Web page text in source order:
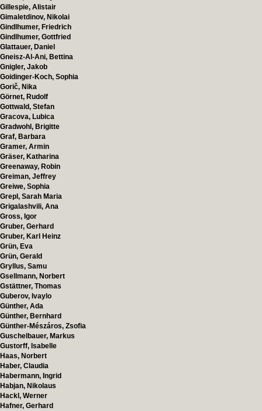
Gillespie, Alistair
Gimaletdinov, Nikolai
Gindlhumer, Friedrich
Gindlhumer, Gottfried
Glattauer, Daniel
Gneisz-Al-Ani, Bettina
Gnigler, Jakob
Goidinger-Koch, Sophia
Gorič, Nika
Görnet, Rudolf
Gottwald, Stefan
Gracova, Lubica
Gradwohl, Brigitte
Graf, Barbara
Gramer, Armin
Gräser, Katharina
Greenaway, Robin
Greiman, Jeffrey
Greiwe, Sophia
Grepl, Sarah Maria
Grigalashvili, Ana
Gross, Igor
Gruber, Gerhard
Gruber, Karl Heinz
Grün, Eva
Grün, Gerald
Gryllus, Samu
Gsellmann, Norbert
Gstättner, Thomas
Guberov, Ivaylo
Günther, Ada
Günther, Bernhard
Günther-Mészáros, Zsofia
Guschelbauer, Markus
Gustorff, Isabelle
Haas, Norbert
Haber, Claudia
Habermann, Ingrid
Habjan, Nikolaus
Hackl, Werner
Hafner, Gerhard